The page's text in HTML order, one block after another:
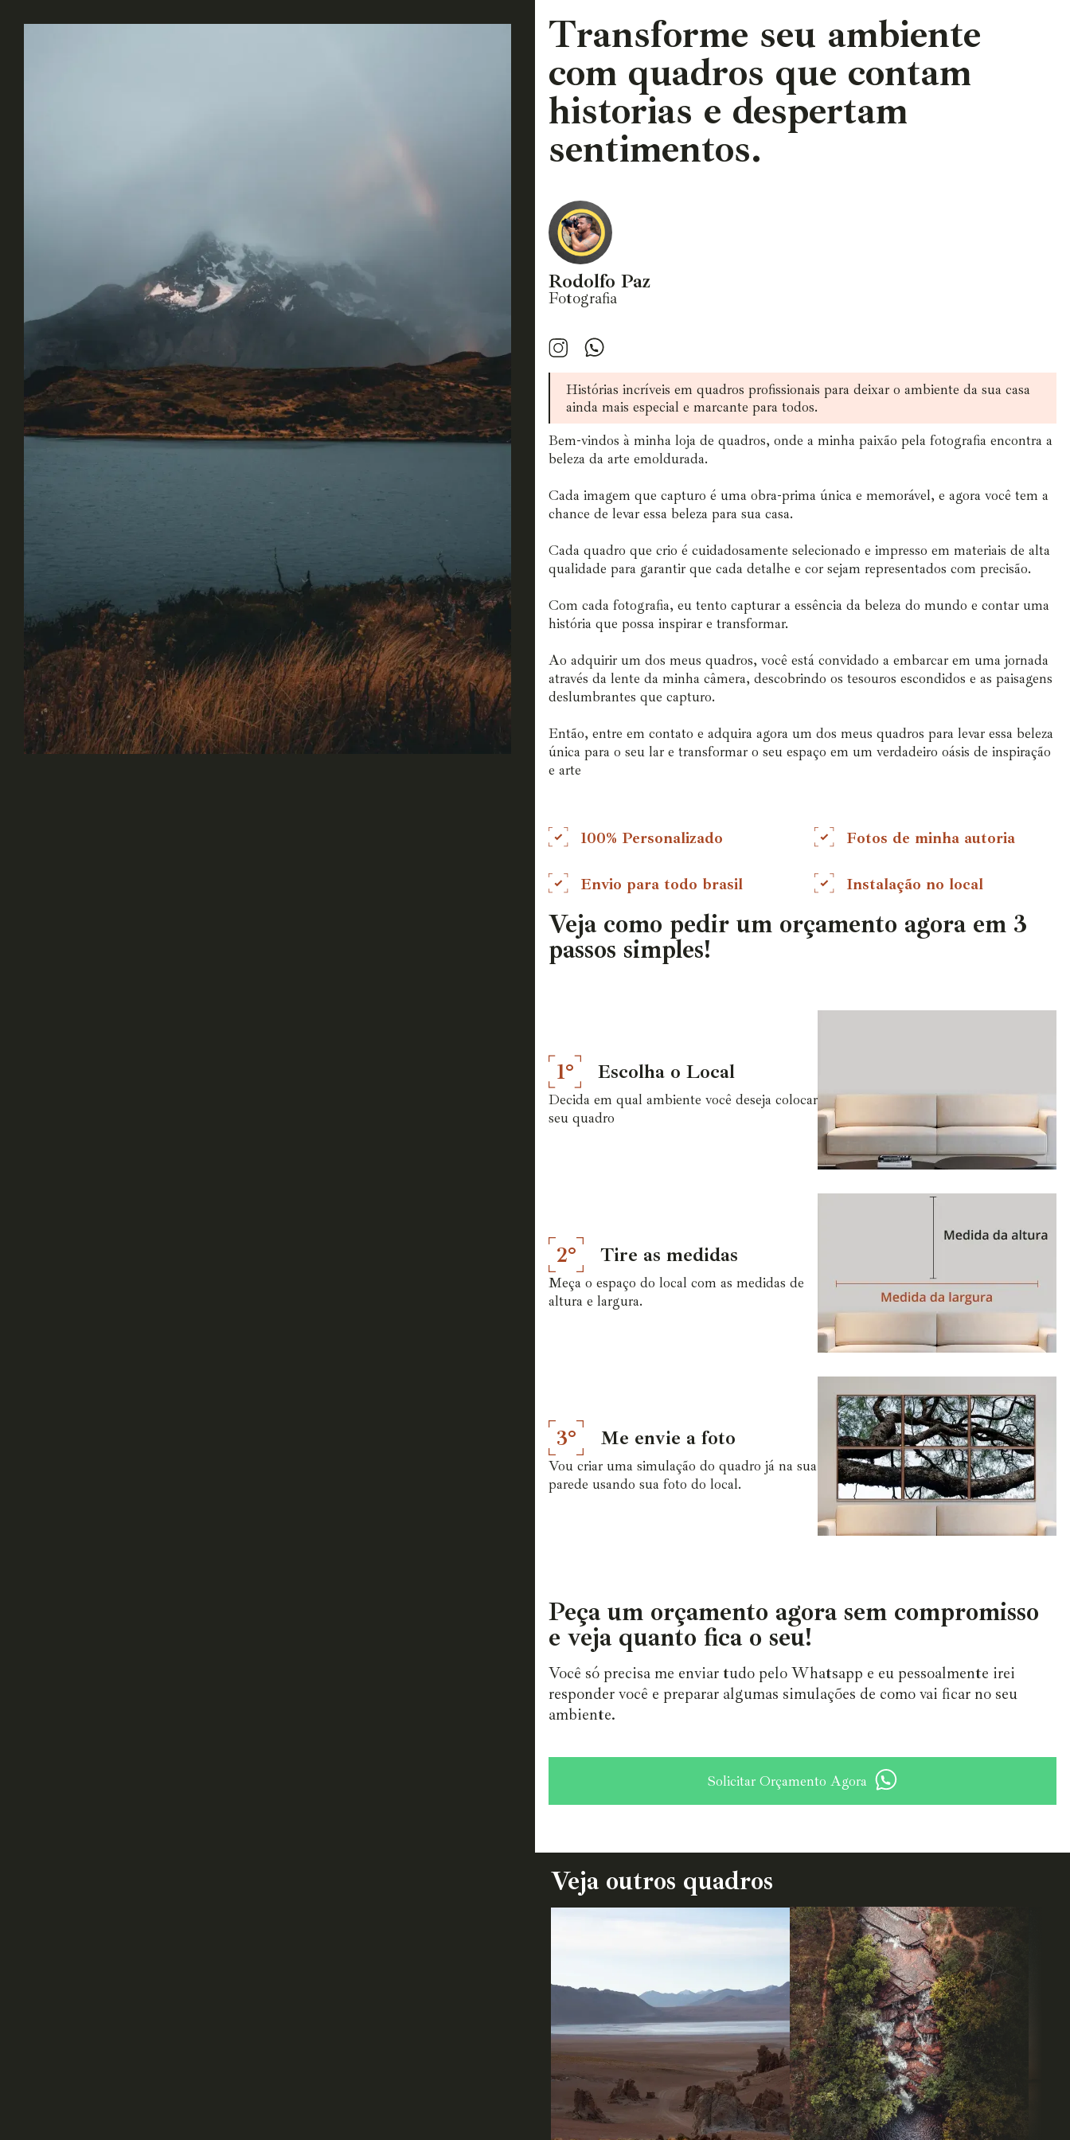
Transforme seu ambiente
com quadros que contam
historias e despertam
sentimentos.
Rodolfo Paz
Fotografia
Histórias incríveis em quadros profissionais para deixar o ambiente da sua casa
ainda mais especial e marcante para todos.
Bem-vindos à minha loja de quadros, onde a minha paixão pela fotografia encontra a
beleza da arte emoldurada.
Cada imagem que capturo é uma obra-prima única e memorável, e agora você tem a
chance de levar essa beleza para sua casa.
Cada quadro que crio é cuidadosamente selecionado e impresso em materiais de alta
qualidade para garantir que cada detalhe e cor sejam representados com precisão.
Com cada fotografia, eu tento capturar a essência da beleza do mundo e contar uma
história que possa inspirar e transformar.
Ao adquirir um dos meus quadros, você está convidado a embarcar em uma jornada
através da lente da minha câmera, descobrindo os tesouros escondidos e as paisagens
deslumbrantes que capturo.
Então, entre em contato e adquira agora um dos meus quadros para levar essa beleza
única para o seu lar e transformar o seu espaço em um verdadeiro oásis de inspiração
e arte
100% Personalizado Fotos de minha autoria
Envio para todo brasil Instalação no local
Veja como pedir um orçamento agora em 3
passos simples!
1° Escolha o Local
Decida em qual ambiente você deseja colocar
seu quadro
2° Tire as medidas
Meça o espaço do local com as medidas de
altura e largura.
3° Me envie a foto
Vou criar uma simulação do quadro já na sua
parede usando sua foto do local.
Peça um orçamento agora sem compromisso
e veja quanto fica o seu!
Você só precisa me enviar tudo pelo Whatsapp e eu pessoalmente irei
responder você e preparar algumas simulações de como vai ficar no seu
ambiente.
Solicitar Orçamento Agora
Veja outros quadros